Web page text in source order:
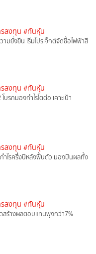
ลงทุน #ทันหุ้น
ามยั่งยืน เริ่มโปรเจ็กต์จัดซื้อไฟฟ้าสี
ลงทุน #ทันหุ้น
บรกมองกำไรโตต่อ เคาะเป้า
ลงทุน #ทันหุ้น
ำไรครึ่งปีหลังฟื้นตัว มองปันผลทั้ง
ลงทุน #ทันหุ้น
สร้างผลตอบแทนพุ่งกว่า7%